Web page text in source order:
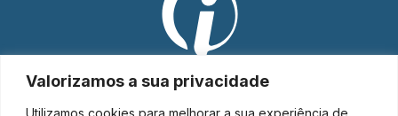
Valorizamos a sua privacidade
Utilizamos cookies para melhorar a sua experiência de